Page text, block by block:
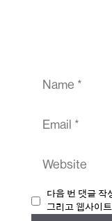
다음 번 댓글 작
그리고 웹사이